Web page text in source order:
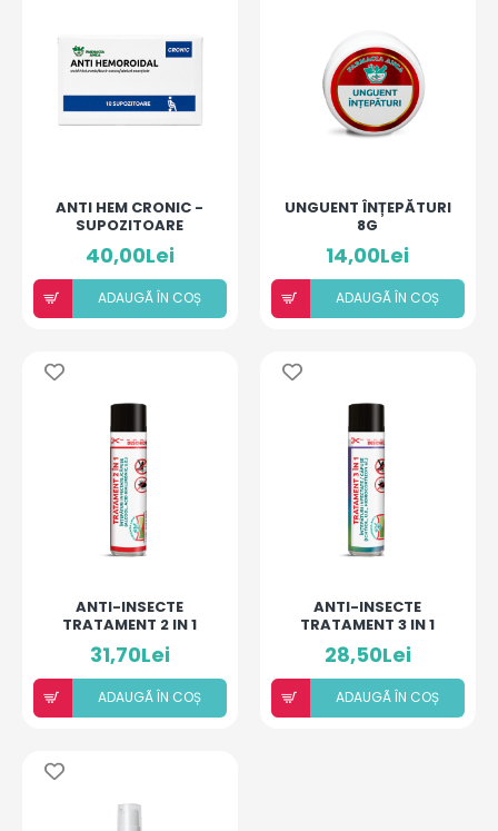
ANTI HEM CRONIC -
SUPOZITOARE
40,00Lei
ADAUGÃ ÎN COȘ
UNGUENT ÎNȚEPĂTURI
8G
14,00Lei
ADAUGÃ ÎN COȘ
ANTI-INSECTE
TRATAMENT 2 IN 1
ÎNȚEPĂTURI
INFECTATE/ CĂPUȘE
(ALCOOL, ACID
HIALURONIC, U.E)
COPII-ADULTI
31,70Lei
ADAUGÃ ÎN COȘ
ANTI-INSECTE
TRATAMENT 3 IN 1
ÎNȚEPĂTURI
INFECTATE/ CĂPUȘE
(ICHTIOL, U.E.,
HIDROCORTIZON AC.)
COPII
28,50Lei
ADAUGÃ ÎN COȘ